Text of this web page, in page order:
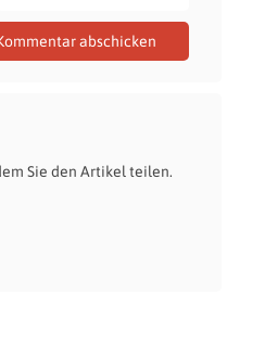
Sie den Artikel teilen.